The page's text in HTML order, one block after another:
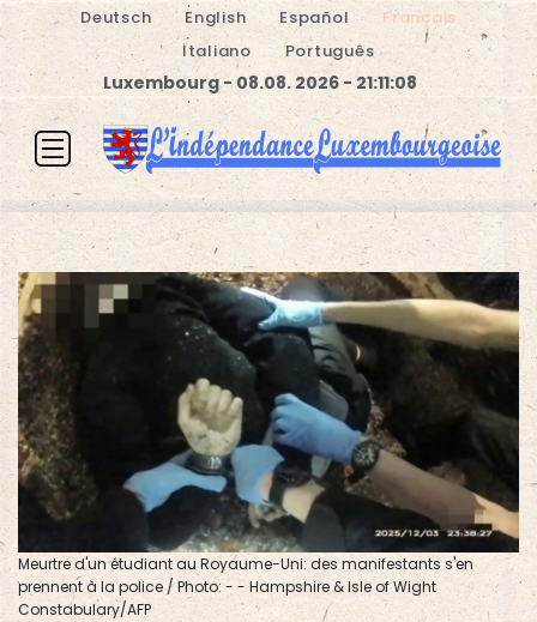
Deutsch English Español
Français
Italiano
Português
Luxembourg - 08.08. 2026 - 21:11:09
Meurtre d'un étudiant au Royaume-Uni: des manifestants s'en
prennent à la police / Photo: - - Hampshire & Isle of Wight
Constabulary/AFP